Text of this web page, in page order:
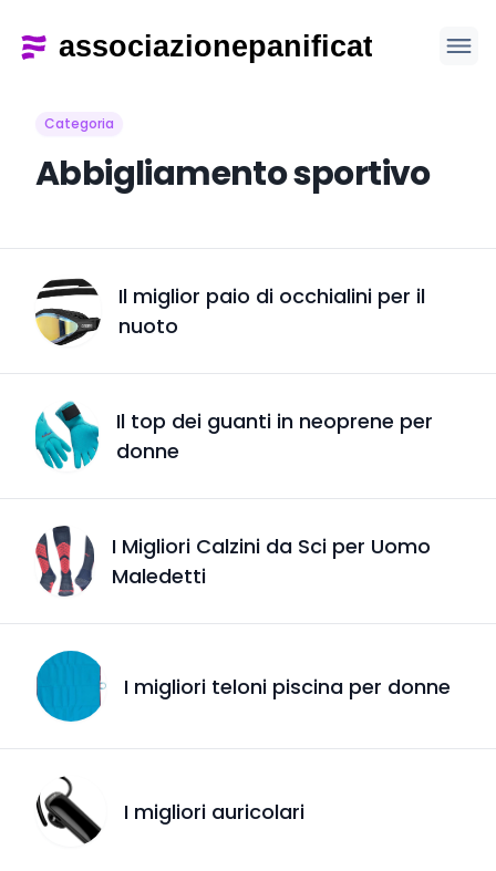
Categoria
Abbigliamento sportivo
Il miglior paio di occhialini per il
nuoto
Il top dei guanti in neoprene per
donne
I Migliori Calzini da Sci per Uomo
Maledetti
I migliori teloni piscina per donne
I migliori auricolari